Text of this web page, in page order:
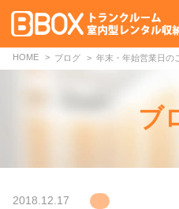
HOME ブログ 年末・年始営業日の
ブ
2018.12.17